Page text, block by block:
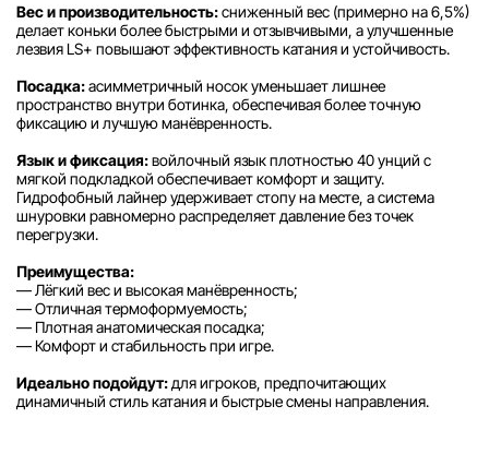
Вес и производительность:сниженный вес (примерно на 6,5%)
делает коньки более быстрыми и отзывчивыми, а улучшенные
лезвия LS+ повышают эффективность катания и устойчивость.
Посадка:асимметричный носок уменьшает лишнее
пространство внутри ботинка, обеспечивая более точную
фиксацию и лучшую манёвренность.
Язык и фиксация:войлочный язык плотностью 40 унций с
мягкой подкладкой обеспечивает комфорт и защиту.
Гидрофобный лайнер удерживает стопу на месте, а система
шнуровки равномерно распределяет давление без точек
перегрузки.
Преимущества:
— Лёгкий вес и высокая манёвренность;
— Отличная термоформуемость;
— Плотная анатомическая посадка;
— Комфорт и стабильность при игре.
Идеально подойдут:для игроков, предпочитающих
динамичный стиль катания и быстрые смены направления.